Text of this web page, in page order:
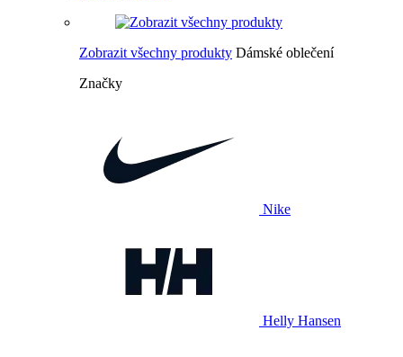
Zobrazit všechny produkty Dámské oblečení
Značky
Nike
Helly Hansen